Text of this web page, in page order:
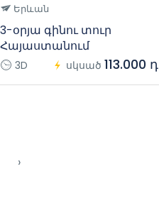
Երևան
3-օրյա գինու տուր
Հայաստանում
3D սկսած 113.000 դ
›